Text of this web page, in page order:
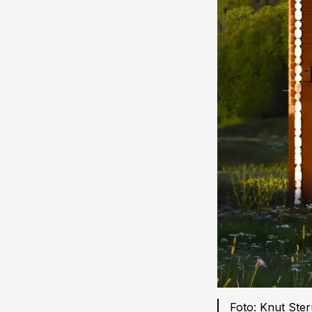
Foto: Knut